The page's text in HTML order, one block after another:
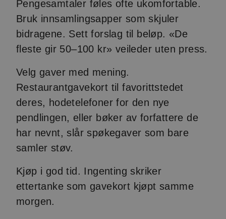
Pengesamtaler føles ofte ukomfortable.
Bruk innsamlingsapper som skjuler
bidragene. Sett forslag til beløp. «De
fleste gir 50–100 kr» veileder uten press.
Velg gaver med mening.
Restaurantgavekort til favorittstedet
deres, hodetelefoner for den nye
pendlingen, eller bøker av forfattere de
har nevnt, slår spøkegaver som bare
samler støv.
Kjøp i god tid. Ingenting skriker
ettertanke som gavekort kjøpt samme
morgen.